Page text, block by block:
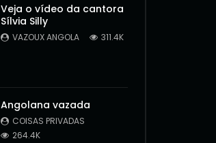
Veja o vídeo da cantora
Sílvia Silly
VAZOUX ANGOLA 311.4K
Angolana vazada
COISAS PRIVADAS
264.4K